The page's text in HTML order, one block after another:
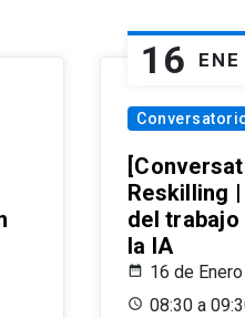
16 ENE
Reskilling
del trabajo
la IA
16 de
08:30 a